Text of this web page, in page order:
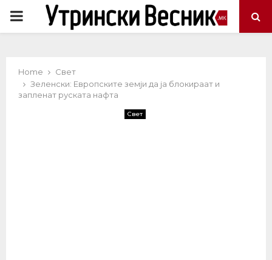
PRIMARY
Home
Свет
Зеленски: Европските земји да ја блокираат и
запленат руската нафта
Свет